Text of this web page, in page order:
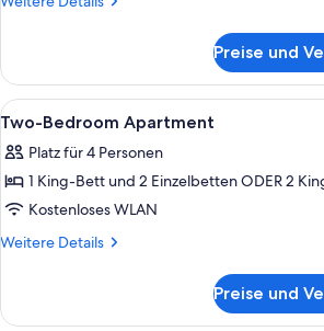
Bedroom
Units
Preise und
Alle
Fotos
für
Two-
Bedroom
Apartment
9
Two-Bedroom Apartment
Platz für 4 Personen
1 King-Bett und 2 Einzelbetten ODER 2
Kostenloses WLAN
Weitere Details
Weitere
Bedroom
Preise und